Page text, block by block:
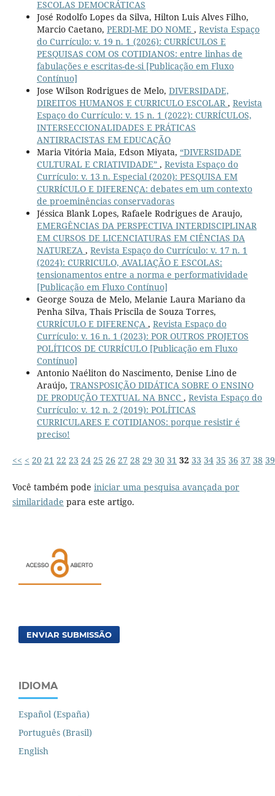
ESCOLAS DEMOCRÁTICAS
José Rodolfo Lopes da Silva, Hilton Luis Alves Filho,
Marcio Caetano, PERDI-ME DO NOME , Revista Espaço
do Currículo: v. 19 n. 1 (2026): CURRÍCULOS E
PESQUISAS COM OS COTIDIANOS: entre linhas de
fabulações e escritas-de-si [Publicação em Fluxo
Contínuo]
Jose Wilson Rodrigues de Melo, DIVERSIDADE,
DIREITOS HUMANOS E CURRICULO ESCOLAR, Revista
Espaço do Currículo: v. 15 n. 1 (2022): CURRÍCULOS,
INTERSECCIONALIDADES E PRÁTICAS
ANTIRRACISTAS EM EDUCAÇÃO
Maria Vitória Maia, Edson Miyata, “DIVERSIDADE
CULTURAL E CRIATIVIDADE” , Revista Espaço do
Currículo: v. 13 n. Especial (2020): PESQUISA EM
CURRÍCULO E DIFERENÇA: debates em um contexto
de proeminências conservadoras
Jéssica Blank Lopes, Rafaele Rodrigues de Araujo,
EMERGÊNCIAS DA PERSPECTIVA INTERDISCIPLINAR
EM CURSOS DE LICENCIATURAS EM CIÊNCIAS DA
NATUREZA , Revista Espaço do Currículo: v. 17 n. 1
(2024): CURRICULO, AVALIAÇÃO E ESCOLAS:
tensionamentos entre a norma e performatividade
[Publicação em Fluxo Contínuo]
George Souza de Melo, Melanie Laura Mariano da
Penha Silva, Thais Priscila de Souza Torres,
CURRÍCULO E DIFERENÇA , Revista Espaço do
Currículo: v. 16 n. 1 (2023): POR OUTROS PROJETOS
POLÍTICOS DE CURRÍCULO [Publicação em Fluxo
Contínuo]
Antonio Naéliton do Nascimento, Denise Lino de
Araújo, TRANSPOSIÇÃO DIDÁTICA SOBRE O ENSINO
DE PRODUÇÃO TEXTUAL NA BNCC , Revista Espaço do
Currículo: v. 12 n. 2 (2019): POLÍTICAS
CURRICULARES E COTIDIANOS: porque resistir é
preciso!
<< < 20 21 22 23 24 25 26 27 28 29 30 31 32 33 34 35 36 37 38 39
Você também pode iniciar uma pesquisa avançada por
similaridade para este artigo.
ENVIAR SUBMISSÃO
IDIOMA
Español (España)
Português (Brasil)
English